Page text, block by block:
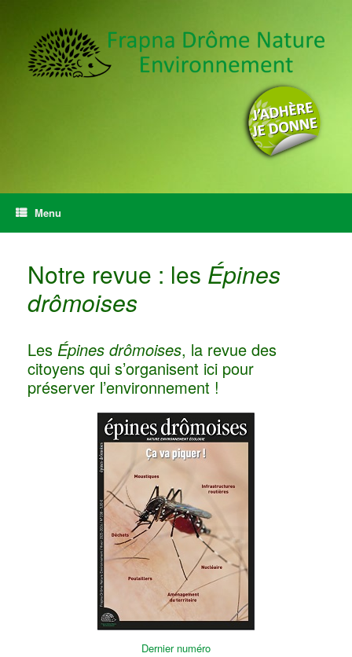
Menu
Notre revue : les Épines
drômoises
Les Épines drômoises, la revue des
citoyens qui s’organisent ici pour
préserver l’environnement !
Dernier numéro